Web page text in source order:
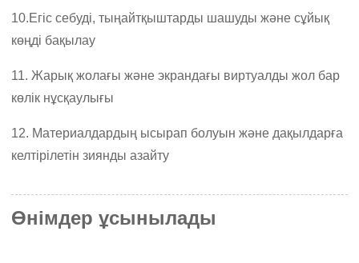
10.Егіс себуді, тыңайтқыштарды шашуды және сұйық
көңді бақылау
11. Жарық жолағы және экрандағы виртуалды жол бар
көлік нұсқаулығы
12. Материалдардың ысырап болуын және дақылдарға
келтірілетін зиянды азайту
Өнімдер ұсынылады